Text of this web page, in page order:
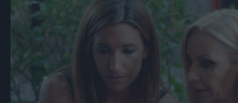
Jön még kép!